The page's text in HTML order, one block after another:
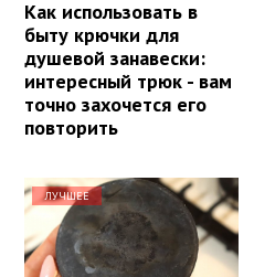
Как использовать в
быту крючки для
душевой занавески:
интересный трюк - вам
точно захочется его
повторить
ЛУЧШЕЕ